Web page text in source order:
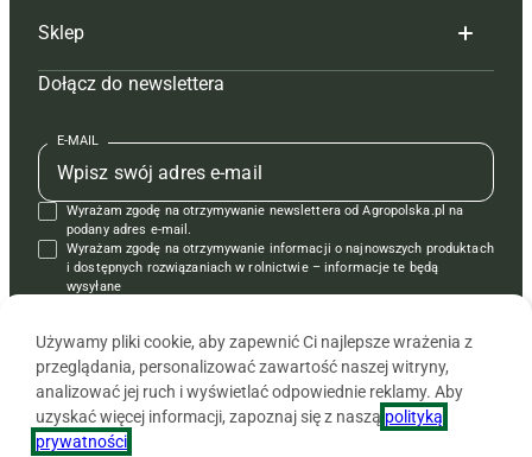
Tagi
Mapa serwisu
Kontakt
Regulamin
Polityka prywatności
Hoduj z głową świnie
Prenumerata
Redakcja
Kontakt
Reklama
Redakcja
Prenumerata
Reklama
Kontakt
Krzyżówki
Sklep
Czasopisma i prenumerata
Książki
Regulamin
Dołącz do newslettera
E-MAIL
Wyrażam zgodę na otrzymywanie newslettera od Agropolska.pl na
podany adres e-mail.
Wyrażam zgodę na otrzymywanie informacji o najnowszych produktach
i dostępnych rozwiązaniach w rolnictwie – informacje te będą
wysyłane
Używamy pliki cookie, aby zapewnić Ci najlepsze wrażenia z
przeglądania, personalizować zawartość naszej witryny,
analizować jej ruch i wyświetlać odpowiednie reklamy. Aby
uzyskać więcej informacji, zapoznaj się z naszą polityką
prywatności